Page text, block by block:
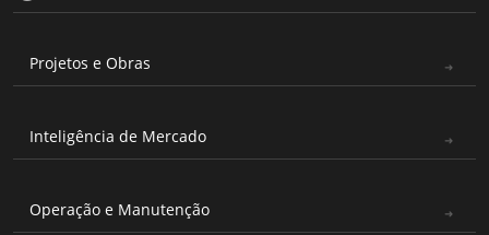
Projetos e Obras
Inteligência de Mercado
Operação e Manutenção